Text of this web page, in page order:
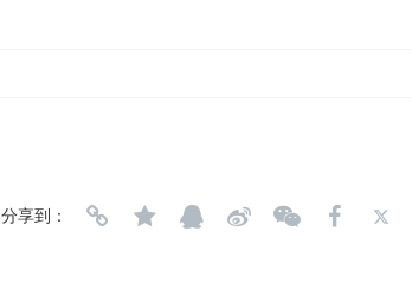
分享到：